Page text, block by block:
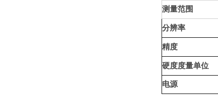
测量范围
分辨率
精度
硬度度量单位
电源